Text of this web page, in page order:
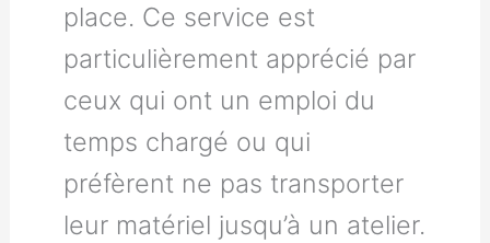
place. Ce service est
particulièrement apprécié par
ceux qui ont un emploi du
temps chargé ou qui
préfèrent ne pas transporter
leur matériel jusqu’à un atelier.